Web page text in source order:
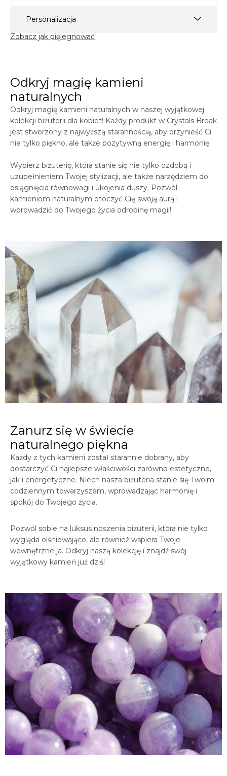
Personalizacja
Zobacz jak pięlegnować
Odkryj magię kamieni
naturalnych
Odkryj magię kamieni naturalnych w naszej wyjątkowej
kolekcji biżuterii dla kobiet! Każdy produkt w Crystals Break
jest stworzony z najwyższą starannością, aby przynieść Ci
nie tylko piękno, ale także pozytywną energię i harmonię.
Wybierz biżuterię, która stanie się nie tylko ozdobą i
uzupełnieniem Twojej stylizacji, ale także narzędziem do
osiągnięcia równowagi i ukojenia duszy. Pozwól
kamieniom naturalnym otoczyć Cię swoją aurą i
wprowadzić do Twojego życia odrobinę magii!
Zanurz się w świecie
naturalnego piękna
Każdy z tych kamieni został starannie dobrany, aby
dostarczyć Ci najlepsze właściwości zarówno estetyczne,
jak i energetyczne. Niech nasza biżuteria stanie się Twoim
codziennym towarzyszem, wprowadzając harmonię i
spokój do Twojego życia.
Pozwól sobie na luksus noszenia biżuterii, która nie tylko
wygląda olśniewająco, ale również wspiera Twoje
wewnętrzne ja. Odkryj naszą kolekcję i znajdź swój
wyjątkowy kamień już dziś!